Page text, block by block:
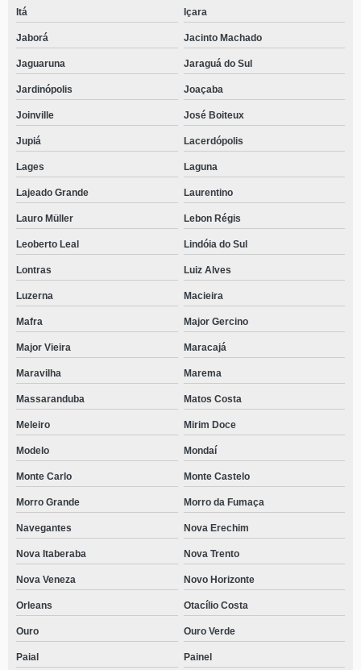
clínica especializada em tratamento para jovens dependentes químicos São
Miguel
tratamento de dependência química agendar Apiúna
tratamento terapêutico para dependentes químicos Sangão
onde faz tratamento para dependente químico Treviso
tratamento para jovens dependentes químicos Tifa Monos
tratamento para usuário de drogas Santa Helena
Itá Içara
Jaborá Jacinto Machado
Jaguaruna Jaraguá do Sul
Jardinópolis Joaçaba
Joinville José Boiteux
Jupiá Lacerdópolis
Lages Laguna
Lajeado Grande Laurentino
Lauro Müller Lebon Régis
Leoberto Leal Lindóia do Sul
Lontras Luiz Alves
Luzerna Macieira
Mafra Major Gercino
Major Vieira Maracajá
Maravilha Marema
Massaranduba Matos Costa
Meleiro Mirim Doce
Modelo Mondaí
Monte Carlo Monte Castelo
Morro Grande Morro da Fumaça
Navegantes Nova Erechim
Nova Itaberaba Nova Trento
Nova Veneza Novo Horizonte
Orleans Otacílio Costa
Ouro Ouro Verde
Paial Painel